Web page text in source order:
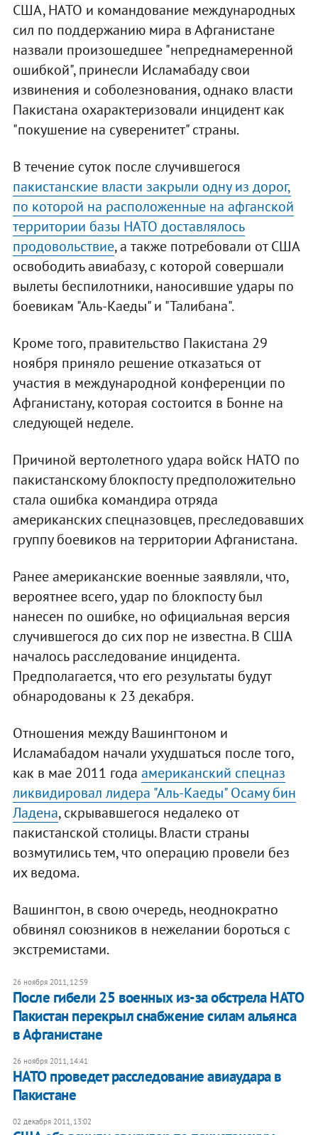
США, НАТО и командование международных
сил по поддержанию мира в Афганистане
назвали произошедшее "непреднамеренной
ошибкой", принесли Исламабаду свои
извинения и соболезнования, однако власти
Пакистана охарактеризовали инцидент как
"покушение на суверенитет" страны.
В течение суток после случившегося
пакистанские власти закрыли одну из дорог,
по которой на расположенные на афганской
территории базы НАТО доставлялось
продовольствие, а также потребовали от США
освободить авиабазу, с которой совершали
вылеты беспилотники, наносившие удары по
боевикам "Аль-Каеды" и "Талибана".
Кроме того, правительство Пакистана 29
ноября приняло решение отказаться от
участия в международной конференции по
Афганистану, которая состоится в Бонне на
следующей неделе.
Причиной вертолетного удара войск НАТО по
пакистанскому блокпосту предположительно
стала ошибка командира отряда
американских спецназовцев, преследовавших
группу боевиков на территории Афганистана.
Ранее американские военные заявляли, что,
вероятнее всего, удар по блокпосту был
нанесен по ошибке, но официальная версия
случившегося до сих пор не известна. В США
началось расследование инцидента.
Предполагается, что его результаты будут
обнародованы к 23 декабря.
Отношения между Вашингтоном и
Исламабадом начали ухудшаться после того,
как в мае 2011 года американский спецназ
ликвидировал лидера "Аль-Каеды" Осаму бин
Ладена, скрывавшегося недалеко от
пакистанской столицы. Власти страны
возмутились тем, что операцию провели без
их ведома.
Вашингтон, в свою очередь, неоднократно
обвинял союзников в нежелании бороться с
экстремистами.
26 ноября 2011, 12:59
После гибели 25 военных из-за обстрела НАТО
Пакистан перекрыл снабжение силам альянса
в Афганистане
26 ноября 2011, 14:41
НАТО проведет расследование авиаудара в
Пакистане
02 декабря 2011, 13:02